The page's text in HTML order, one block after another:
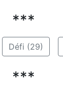
***
Défi (29)
***